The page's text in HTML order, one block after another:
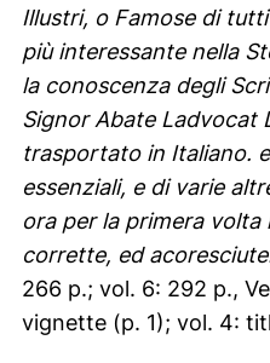
Illustri, o Famose di
più interessante nella
la conoscenza degli
Signor Abate Ladvocat
trasportato in Italiano.
essenziali, e di varie
ora per la primera volta
corrette, ed
266 p.; vol. 6: 292 p.,
vignette (p. 1); vol. 4: